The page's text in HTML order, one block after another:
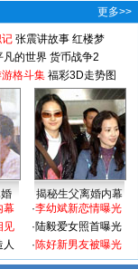
更多>>
张震讲故事 红楼梦
凡的世界 货币战争2
格斗集 福彩3D走势图
揭秘生父离婚内幕
幕
见
人
·李幼斌新恋情曝光
·陆毅爱女照首曝光
·陈好新男友被曝光